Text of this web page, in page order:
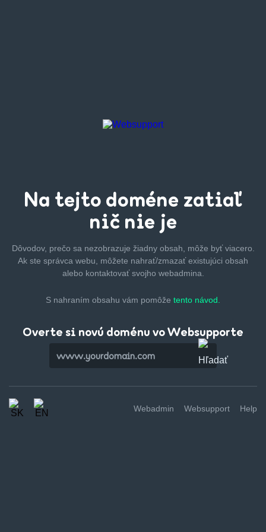
Na tejto doméne zatiaľ
nič nie je
Dôvodov, prečo sa nezobrazuje žiadny obsah, môže byťviacero.
Ak ste správca webu, môžete nahrať/zmazaťexistujúci obsah
alebo kontaktovať svojho webadmina.
S nahraním obsahu vám pomôže tento návod.
Overte si novú doménu vo Websupporte
Webadmin Websupport Help